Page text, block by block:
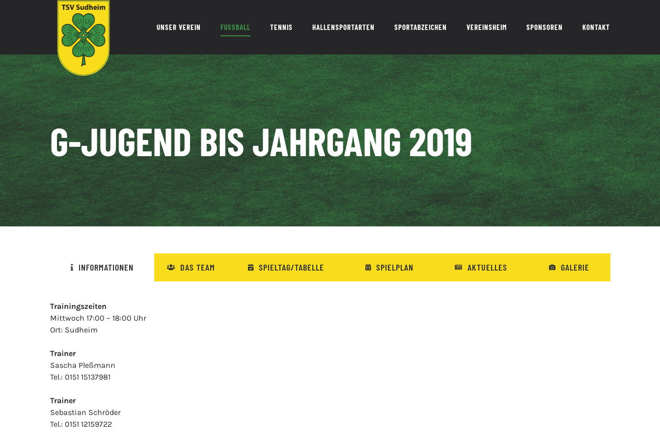
UNSER VEREIN FUSSBALL TENNIS HALLENSPORTARTEN SPORTABZEICHEN VEREINSHEIM SPONSOREN KONTAKT
G-JUGEND BIS JAHRGANG 2019
INFORMATIONEN DAS TEAM SPIELTAG/TABELLE SPIELPLAN AKTUELLES GALERIE
Trainingszeiten
Mittwoch 17:00 – 18:00 Uhr
Ort: Sudheim
Trainer
Sascha Pleßmann
Tel.: 0151 15137981
Trainer
Sebastian Schröder
Tel.: 0151 12159722